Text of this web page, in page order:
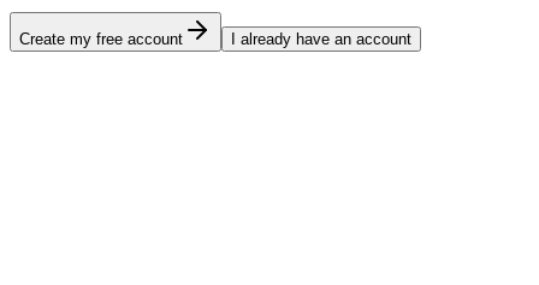
Create my free account I already have an account